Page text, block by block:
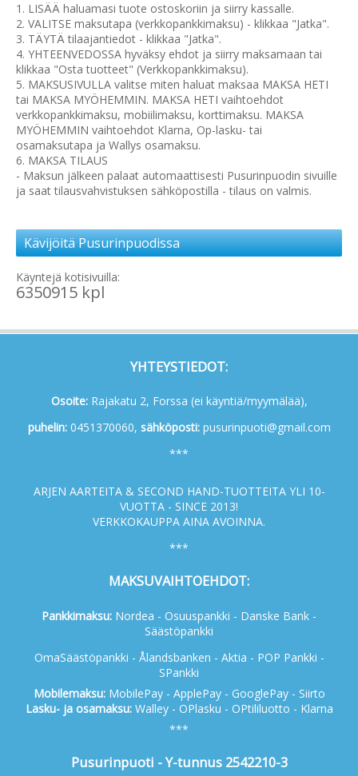
1. LISÄÄ haluamasi tuote ostoskoriin ja siirry kassalle.
2. VALITSE maksutapa (verkkopankkimaksu) - klikkaa "Jatka".
3. TÄYTÄ tilaajantiedot - klikkaa "Jatka".
4. YHTEENVEDOSSA hyväksy ehdot ja siirry maksamaan tai
klikkaa "Osta tuotteet" (Verkkopankkimaksu).
5. MAKSUSIVULLA valitse miten haluat maksaa MAKSA HETI
tai MAKSA MYÖHEMMIN. MAKSA HETI vaihtoehdot
verkkopankkimaksu, mobiilimaksu, korttimaksu. MAKSA
MYÖHEMMIN vaihtoehdot Klarna, Op-lasku- tai
osamaksutapa ja Wallys osamaksu.
6. MAKSA TILAUS
- Maksun jälkeen palaat automaattisesti Pusurinpuodin sivuille
ja saat tilausvahvistuksen sähköpostilla - tilaus on valmis.
Kävijöitä Pusurinpuodissa
Käyntejä kotisivuilla:
6350915 kpl
YHTEYSTIEDOT:
Osoite:Rajakatu 2, Forssa (ei käyntiä/myymälää),
puhelin:0451370060, sähköposti:pusurinpuoti@gmail.com
***
ARJEN AARTEITA & SECOND HAND-TUOTTEITA YLI 10-
VUOTTA - SINCE 2013!
VERKKOKAUPPA AINA AVOINNA.
***
MAKSUVAIHTOEHDOT:
Pankkimaksu: Nordea - Osuuspankki - Danske Bank -
Säästöpankki
OmaSäästöpankki - Ålandsbanken - Aktia - POP Pankki -
SPankki
Mobilemaksu:MobilePay - ApplePay - GooglePay - Siirto
Lasku- ja osamaksu:Walley - OPlasku - OPtililuotto - Klarna
***
Pusurinpuoti - Y-tunnus 2542210-3